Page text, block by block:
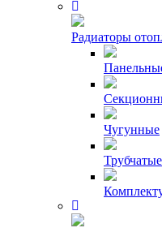
Радиаторы
Чугунные